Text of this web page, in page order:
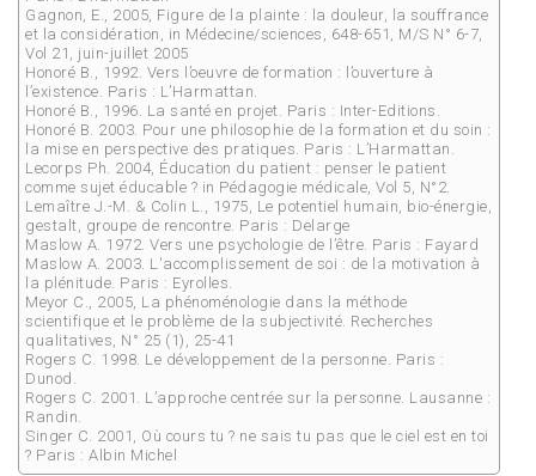
Gagnon, E., 2005, Figure de la plainte : la douleur, la souffrance
et la considération, in Médecine/sciences, 648-651, M/S N° 6-7,
Vol 21, juin-juillet 2005
Honoré B., 1992. Vers l’oeuvre de formation : l’ouverture à
l’existence. Paris : L’Harmattan.
Honoré B., 1996. La santé en projet. Paris : Inter-Editions.
Honoré B. 2003. Pour une philosophie de la formation et du soin :
la mise en perspective des pratiques. Paris : L’Harmattan.
Lecorps Ph. 2004, Éducation du patient : penser le patient
comme sujet éducable ? in Pédagogie médicale, Vol 5, N°2.
Lemaître J.-M. & Colin L., 1975, Le potentiel humain, bio-énergie,
gestalt, groupe de rencontre. Paris : Delarge
Maslow A. 1972. Vers une psychologie de l’être. Paris : Fayard
Maslow A. 2003. L'accomplissement de soi : de la motivation à
la plénitude. Paris : Eyrolles.
Meyor C., 2005, La phénoménologie dans la méthode
scientifique et le problème de la subjectivité. Recherches
qualitatives, N° 25 (1), 25-41
Rogers C. 1998. Le développement de la personne. Paris :
Dunod.
Rogers C. 2001. L’approche centrée sur la personne. Lausanne :
Randin.
Singer C. 2001, Où cours tu ? ne sais tu pas que le ciel est en toi
? Paris : Albin Michel